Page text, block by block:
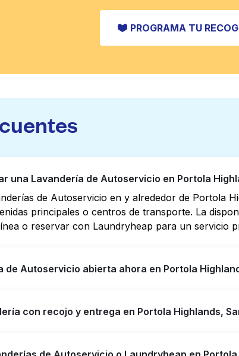
PROGRAMA TU
una Lavandería de Autoservicio en Portola
de Autoservicio en y alrededor de Portola
principales o centros de transporte. La
o reservar con Laundryheap para un servicio
de Autoservicio abierta ahora en Portola
en línea puede ayudarte a encontrar rápidamente
con recojo y entrega en Portola Highlands,